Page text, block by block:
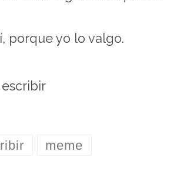
porque yo lo valgo.
meme